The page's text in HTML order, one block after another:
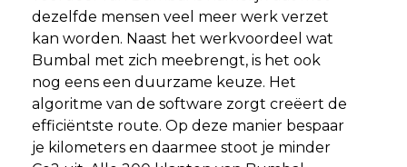
dezelfde mensen veel meer werk verzet
kan worden. Naast het werkvoordeel wat
Bumbal met zich meebrengt, is het ook
nog eens een duurzame keuze. Het
algoritme van de software zorgt creëert de
efficiëntste route. Op deze manier bespaar
je kilometers en daarmee stoot je minder